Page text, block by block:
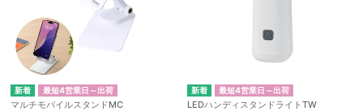
最短4営業日～出荷
マルチモバイルスタンドMC
最短4営業日～出荷
LEDハンディスタンドライトTW